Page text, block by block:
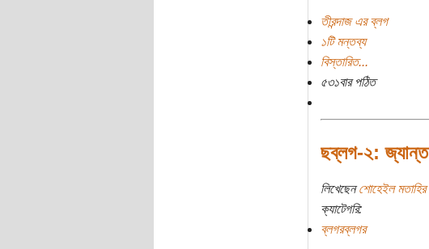
তীরন্দাজ এর ব্লগ
১টি মন্তব্য
বিস্তারিত...
৫৩১বার পঠিত
ছব্লগ-২: জ্যান্ত
লিখেছেনশোহেইল মতাহির
ক্যাটেগরি:
ব্লগরব্লগর